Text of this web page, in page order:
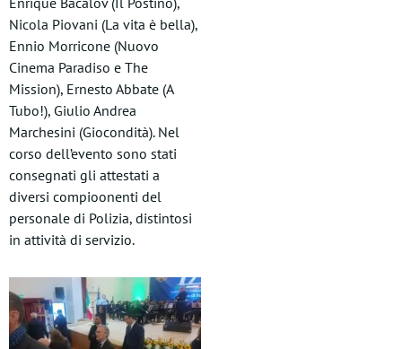
Nicola Piovani (La vita è bella),
Ennio Morricone (Nuovo
Cinema Paradiso e The
Mission), Ernesto Abbate (A
Tubo!), Giulio Andrea
Marchesini (Giocondità). Nel
corso dell’evento sono stati
consegnati gli attestati a
diversi compioonenti del
personale di Polizia, distintosi
in attività di servizio.